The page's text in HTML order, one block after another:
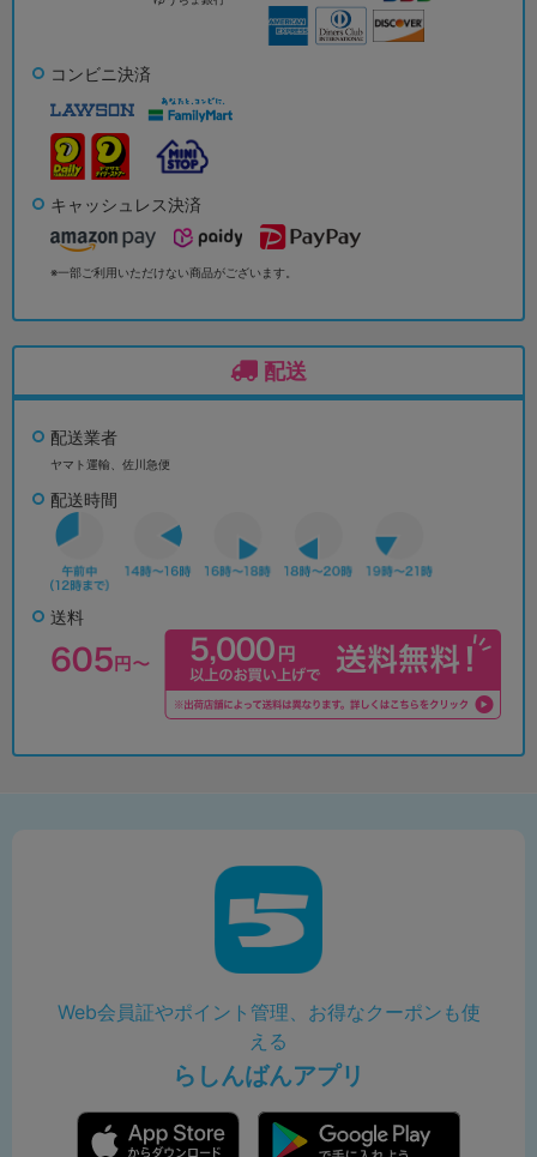
コンビニ決済
キャッシュレス決済
※一部ご利用いただけない商品がございます。
配送
配送業者
ヤマト運輸、佐川急便
配送時間
送料
Web会員証やポイント管理、お得なクーポンも使
える
らしんばんアプリ